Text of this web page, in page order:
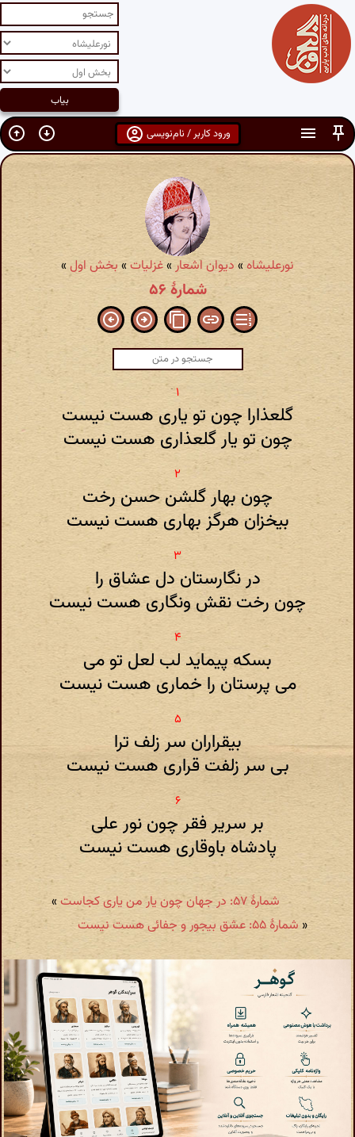
ورود کاربر / نام‌نویسی
نورعلیشاه» دیوان اشعار»غزلیات» بخش اول»
شمارهٔ ۵۶
گلعذارا چون تو یاری هست نیست
چون تو یار گلعذاری هست نیست
چون بهار گلشن حسن رخت
بیخزان هرگز بهاری هست نیست
در نگارستان دل عشاق را
چون رخت نقش ونگاری هست نیست
بسکه پیماید لب لعل تو می
می پرستان را خماری هست نیست
بیقراران سر زلف ترا
بی سر زلفت قراری هست نیست
بر سریر فقر چون نور علی
پادشاه باوقاری هست نیست
شمارهٔ ۵۷: در جهان چون یار من یاری کجاست
»
« شمارهٔ ۵۵: عشق بیجور و جفائی هست نیست